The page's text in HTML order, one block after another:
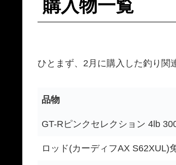
購入物一覧
ひとまず、2月に購入した釣り関
品物
GT-Rピンクセレクション 4lb
ロッド(カーディフAX S62XUL)